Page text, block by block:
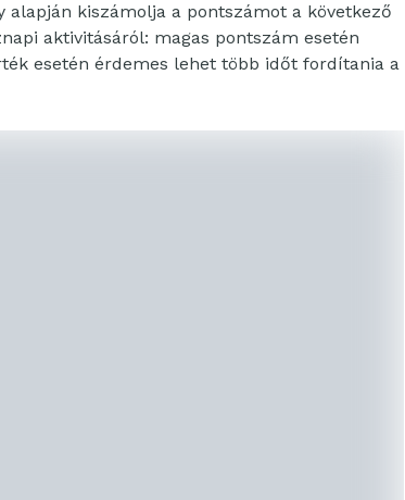
kiszámolja a pontszámot a következő
aktivitásáról: magas pontszám esetén
esetén érdemes lehet több időt fordítania a